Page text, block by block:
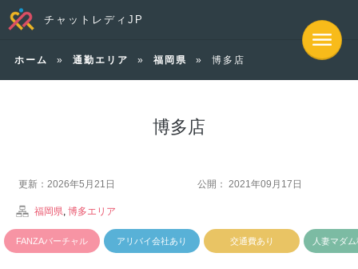
チャットレディJP
ホーム » 通勤エリア » 福岡県 » 博多店
博多店
更新：2026年5月21日 公開： 2021年09月17日
福岡県, 博多エリア
FANZAバーチャル アリバイ会社あり 交通費あり 人妻マダ